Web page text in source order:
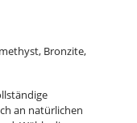
Bronzite,
an natürlichen